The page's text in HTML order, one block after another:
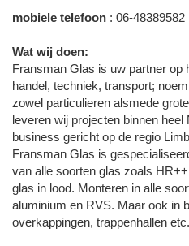
mobiele telefoon : 06-48389582
Wat wij doen:
Fransman Glas is uw partner op
handel, techniek, transport;
zowel particulieren alsmede
leveren wij projecten binnen
business gericht op de regio
Fransman Glas is
van alle soorten glas zoals
glas in lood. Monteren in alle
aluminium en RVS. Maar ook in
overkappingen, trappenhallen etc.